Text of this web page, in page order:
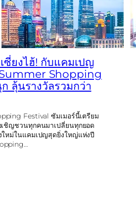
ซี่ยงไฮ้! กับแคมเปญ
Shopping
ลุ้นรางวัลรวมกว่า
Festival ซัมเมอร์นี้เตรียม
ชิญชวนทุกคนมาเปลี่ยนทุกยอด
หม่ในแคมเปญสุดยิ่งใหญ่แห่งปี